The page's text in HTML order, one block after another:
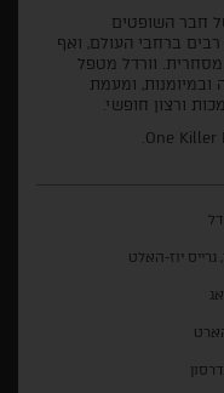
חבר השופטים
ברחבי העולם, ואף
וורדל מטפל
ובמיומנות, ומעמת
ורצון חופשי.
גרייס יוז-האלט